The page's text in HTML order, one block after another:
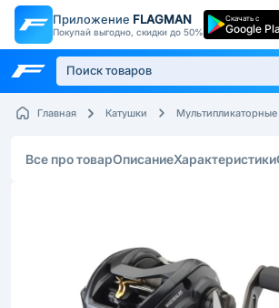
Приложение FLAGMAN
Покупай выгодно, скидки до 50%
Скачать с
Google
Главная Катушки Мультипликаторные
Все про товарОписаниеХарактеристики